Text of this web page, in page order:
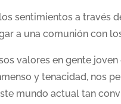
sentimientos a través
a una comunión con
valores en gente
y tenacidad, nos
mundo actual tan